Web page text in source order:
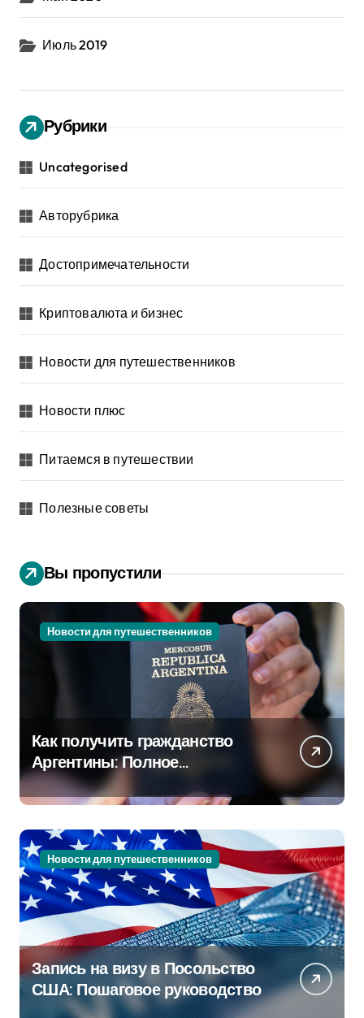
Июль 2019
Рубрики
Uncategorised
Авторубрика
Достопримечательности
Криптовалюта и бизнес
Новости для путешественников
Новости плюс
Питаемся в путешествии
Полезные советы
Вы пропустили
Новости для путешественников
Как получить гражданство
Аргентины: Полное
руководство
Новости для путешественников
Запись на визу в Посольство
США: Пошаговое руководство